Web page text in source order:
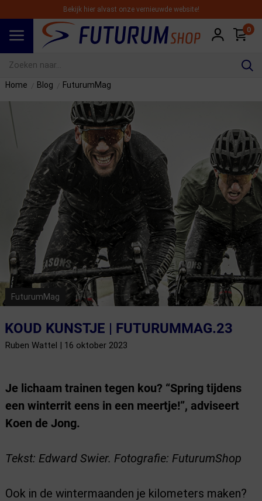
Bekijk hier alvast onze vernieuwde website!
0
Home Blog FuturumMag
FuturumMag
KOUD KUNSTJE | FUTURUMMAG.23
Ruben Wattel | 16 oktober 2023
Je lichaam trainen tegen kou? “Spring tijdens
een winterrit eens in een meertje!”, adviseert
Koen de Jong.
Tekst: Edward Swier. Fotografie: FuturumShop
Ook in de wintermaanden je kilometers maken?